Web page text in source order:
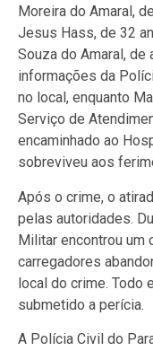
Moreira do Amaral,
Jesus Hass, de 32
Souza do Amaral, de
informações da
no local, enquanto
Serviço de
encaminhado ao
sobreviveu aos
Após o crime, o
pelas autoridades.
Militar encontrou um
carregadores
local do crime. Todo
submetido a perícia.
A Polícia Civil do